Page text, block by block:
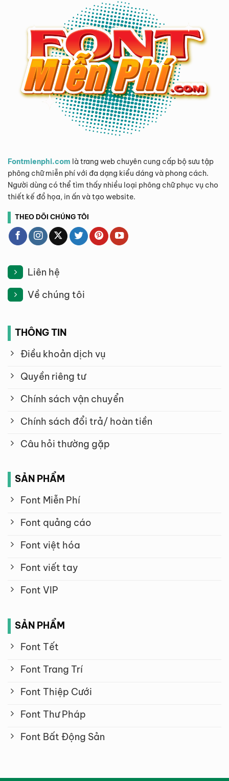
Fontmienphi.com là trang web chuyên cung cấp bộ sưu tập
phông chữ miễn phí với đa dạng kiểu dáng và phong cách.
Người dùng có thể tìm thấy nhiều loại phông chữ phục vụ cho
thiết kế đồ họa, in ấn và tạo website.
THEO DÕI CHÚNG TÔI
Liên hệ
Về chúng tôi
THÔNG TIN
Điều khoản dịch vụ
Quyền riêng tư
Chính sách vận chuyển
Chính sách đổi trả/ hoàn tiền
Câu hỏi thường gặp
SẢN PHẨM
Font Miễn Phí
Font quảng cáo
Font việt hóa
Font viết tay
Font VIP
SẢN PHẨM
Font Tết
Font Trang Trí
Font Thiệp Cưới
Font Thư Pháp
Font Bất Động Sản